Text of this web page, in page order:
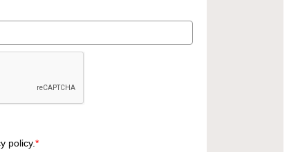
policy.*